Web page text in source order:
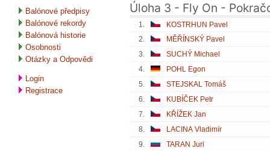
Balónové předpisy
Balónové rekordy
Balónová historie
Osobnosti
Otázky a Odpovědi
Login
Registrace
Úloha 3 - Fly On -
1.
KOSTRHUN Pavel
2.
MĚŘÍNSKÝ Pavel
3.
SUCHÝ Michael
4.
POHL Egon
5.
STEJSKAL Tomáš
6.
KUBÍČEK Petr
7.
KŘÍŽEK Jan
8.
LACINA Vladimír
9.
TARAN Juri